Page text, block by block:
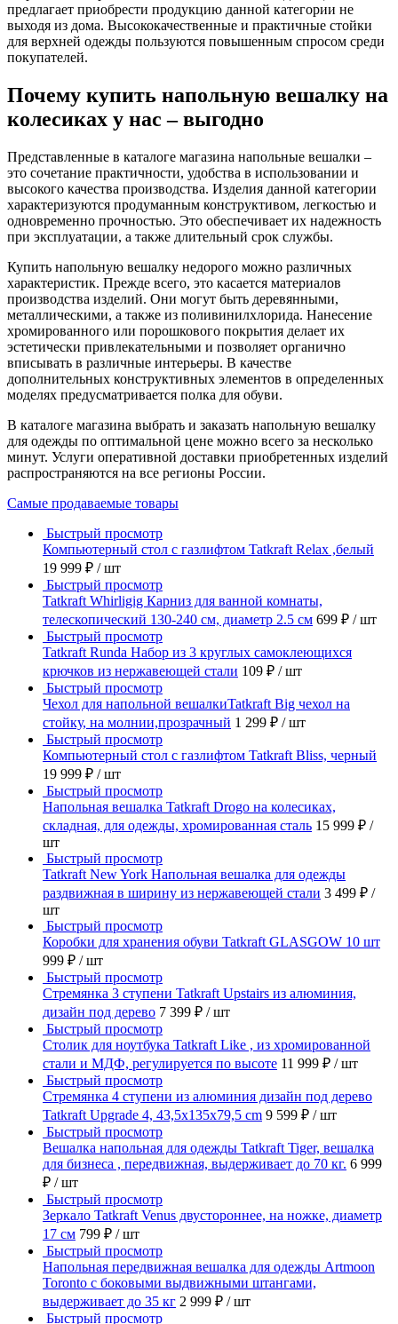
предлагает приобрести продукцию данной категории не
выходя из дома. Высококачественные и практичные стойки
для верхней одежды пользуются повышенным спросом среди
покупателей.
Почему купить напольную вешалку на
колесиках у нас – выгодно
Представленные в каталоге магазина напольные вешалки –
это сочетание практичности, удобства в использовании и
высокого качества производства. Изделия данной категории
характеризуются продуманным конструктивом, легкостью и
одновременно прочностью. Это обеспечивает их надежность
при эксплуатации, а также длительный срок службы.
Купить напольную вешалку недорого можно различных
характеристик. Прежде всего, это касается материалов
производства изделий. Они могут быть деревянными,
металлическими, а также из поливинилхлорида. Нанесение
хромированного или порошкового покрытия делает их
эстетически привлекательными и позволяет органично
вписывать в различные интерьеры. В качестве
дополнительных конструктивных элементов в определенных
моделях предусматривается полка для обуви.
В каталоге магазина выбрать и заказать напольную вешалку
для одежды по оптимальной цене можно всего за несколько
минут. Услуги оперативной доставки приобретенных изделий
распространяются на все регионы России.
Самые продаваемые товары
Быстрый просмотр
Компьютерный стол с газлифтом Tatkraft Relax ,белый
19 999 ₽ / шт
Быстрый просмотр
Tatkraft Whirligig Карниз для ванной комнаты,
телескопический 130-240 см, диаметр 2.5 см 699 ₽ / шт
Быстрый просмотр
Tatkraft Runda Набор из 3 круглых самоклеющихся
крючков из нержавеющей стали 109 ₽ / шт
Быстрый просмотр
Чехол для напольной вешалкиTatkraft Big чехол на
стойку, на молнии,прозрачный 1 299 ₽ / шт
Быстрый просмотр
Компьютерный стол с газлифтом Tatkraft Bliss, черный
19 999 ₽ / шт
Быстрый просмотр
Напольная вешалка Tatkraft Drogo на колесиках,
складная, для одежды, хромированная сталь 15 999 ₽ /
шт
Быстрый просмотр
Tatkraft New York Напольная вешалка для одежды
раздвижная в ширину из нержавеющей стали 3 499 ₽ /
шт
Быстрый просмотр
Коробки для хранения обуви Tatkraft GLASGOW 10 шт
999 ₽ / шт
Быстрый просмотр
Стремянка 3 ступени Tatkraft Upstairs из алюминия,
дизайн под дерево 7 399 ₽ / шт
Быстрый просмотр
Столик для ноутбука Tatkraft Like , из хромированной
стали и МДФ, регулируется по высоте 11 999 ₽ / шт
Быстрый просмотр
Стремянка 4 ступени из алюминия дизайн под дерево
Tatkraft Upgrade 4, 43,5x135x79,5 cm 9 599 ₽ / шт
Быстрый просмотр
Вешалка напольная для одежды Tatkraft Tiger, вешалка
для бизнеса , передвижная, выдерживает до 70 кг. 6 999
₽ / шт
Быстрый просмотр
Зеркало Tatkraft Venus двустороннее, на ножке, диаметр
17 см 799 ₽ / шт
Быстрый просмотр
Напольная передвижная вешалка для одежды Artmoon
Toronto с боковыми выдвижными штангами,
выдерживает до 35 кг 2 999 ₽ / шт
Быстрый просмотр